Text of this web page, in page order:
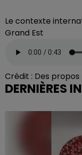
Le contexte
Grand Est
Crédit : Des
DERNIÈRES